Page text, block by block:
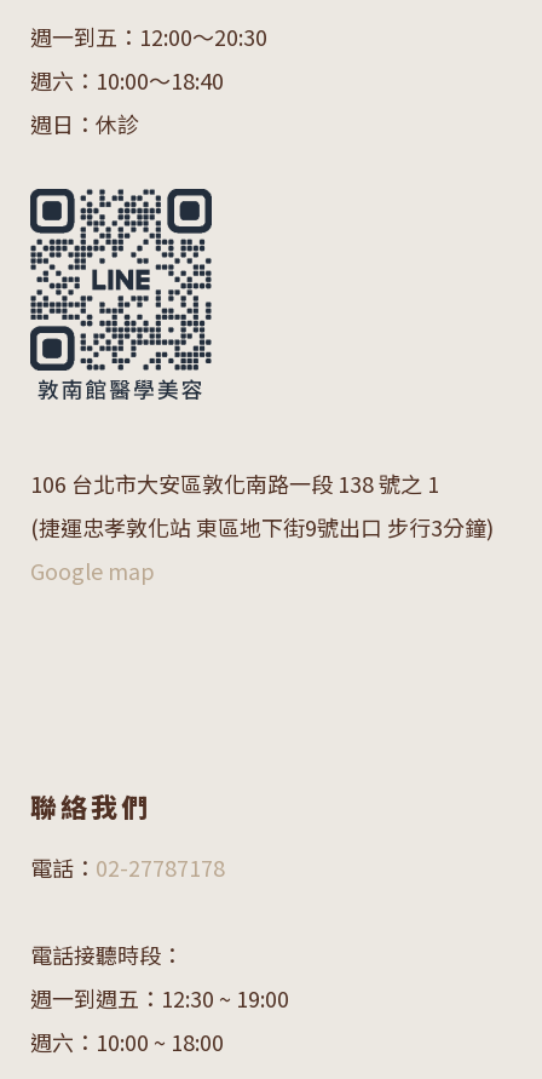
週一到五：12:00～20:30
週六：10:00～18:40
週日：休診
106 台北市大安區敦化南路一段 138 號之 1
(捷運忠孝敦化站 東區地下街9號出口 步行3分鐘)
Google map
聯絡我們
電話： 02-27787178
電話接聽時段：
週一到週五：12:30 ~ 19:00
週六：10:00 ~ 18:00